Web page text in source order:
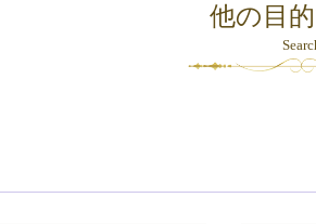
他の目